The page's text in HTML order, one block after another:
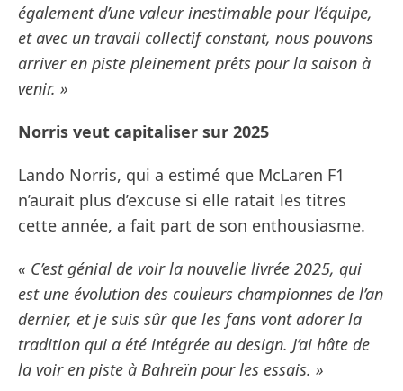
également d’une valeur inestimable pour l’équipe,
et avec un travail collectif constant, nous pouvons
arriver en piste pleinement prêts pour la saison à
venir. »
Norris veut capitaliser sur 2025
Lando Norris, qui a estimé que McLaren F1
n’aurait plus d’excuse si elle ratait les titres
cette année, a fait part de son enthousiasme.
« C’est génial de voir la nouvelle livrée 2025, qui
est une évolution des couleurs championnes de l’an
dernier, et je suis sûr que les fans vont adorer la
tradition qui a été intégrée au design. J’ai hâte de
la voir en piste à Bahreïn pour les essais. »